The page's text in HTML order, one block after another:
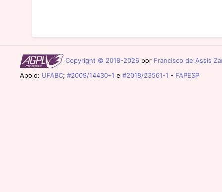
Copyright © 2018-2026 por Francisco de Assis
Apoio: UFABC; #2009/14430–1 e #2018/23561-1 - FAPESP